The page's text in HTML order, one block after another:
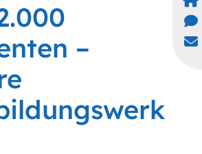
–